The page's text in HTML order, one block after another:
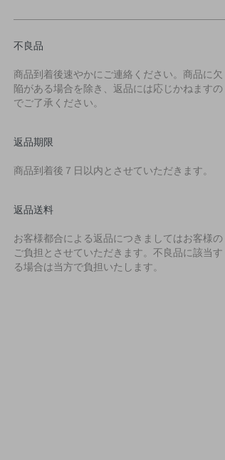
不良品
商品到着後速やかにご連絡ください。商品に欠
陥がある場合を除き、返品には応じかねますの
でご了承ください。
返品期限
商品到着後７日以内とさせていただきます。
返品送料
お客様都合による返品につきましてはお客様の
ご負担とさせていただきます。不良品に該当す
る場合は当方で負担いたします。